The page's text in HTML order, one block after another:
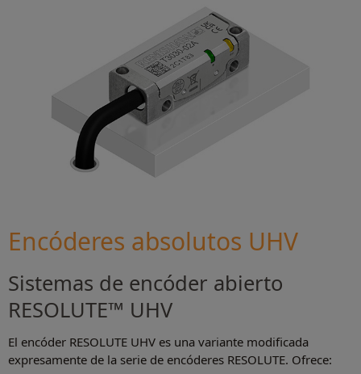
Encóderes absolutos UHV
Sistemas de encóder abierto
RESOLUTE™ UHV
El encóder RESOLUTE UHV es una variante modificada
expresamente de la serie de encóderes RESOLUTE. Ofrece: